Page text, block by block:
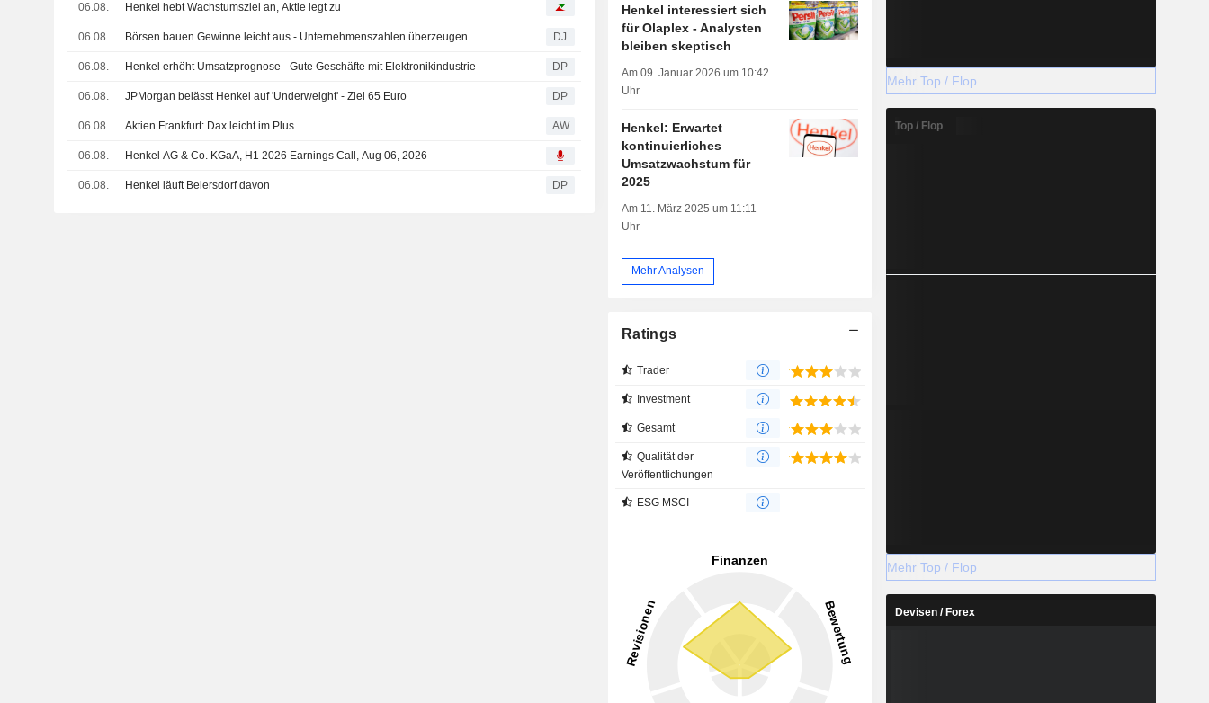
06.08. Henkel hebt Wachstumsziel an, Aktie legt zu
06.08. Börsen bauen Gewinne leicht aus - Unternehmenszahlen überzeugen DJ
06.08. Henkel erhöht Umsatzprognose - Gute Geschäfte mit Elektronikindustrie DP
06.08. JPMorgan belässt Henkel auf 'Underweight' - Ziel 65 Euro DP
06.08. Aktien Frankfurt: Dax leicht im Plus AW
06.08. Henkel AG & Co. KGaA, H1 2026 Earnings Call, Aug 06, 2026
06.08. Henkel läuft Beiersdorf davon DP
Henkel interessiert sich
für Olaplex - Analysten
bleiben skeptisch
Am 09. Januar 2026 um 10:42
Uhr
Henkel: Erwartet
kontinuierliches
Umsatzwachstum für
2025
Am 11. März 2025 um 11:11
Uhr
Mehr Analysen
Ratings
Trader
Investment
Gesamt
Qualität der
Veröffentlichungen
ESG MSCI -
Mehr Top / Flop
Top / Flop
Mehr Top / Flop
Devisen / Forex